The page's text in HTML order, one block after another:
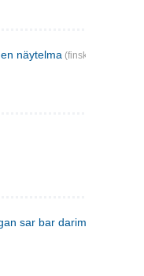
näytelma (finsk)
sar bar darim